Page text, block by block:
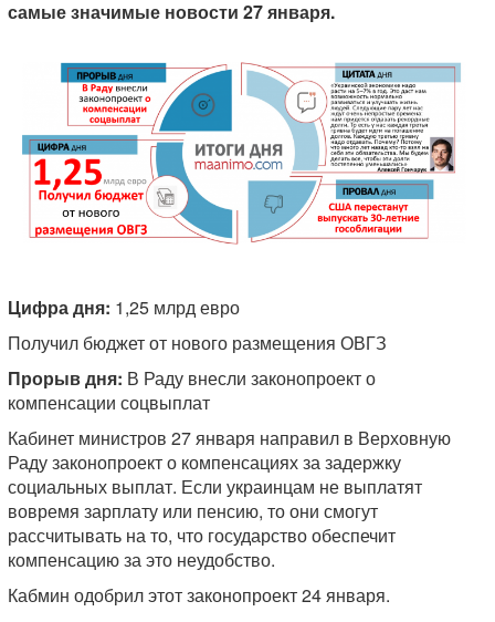
самые значимые новости 27 января.
Цифра дня: 1,25 млрд евро
Получил бюджет от нового размещения ОВГЗ
Прорыв дня: В Раду внесли законопроект о
компенсации соцвыплат
Кабинет министров 27 января направил в Верховную
Раду законопроект о компенсациях за задержку
социальных выплат. Если украинцам не выплатят
вовремя зарплату или пенсию, то они смогут
рассчитывать на то, что государство обеспечит
компенсацию за это неудобство.
Кабмин одобрил этот законопроект 24 января.